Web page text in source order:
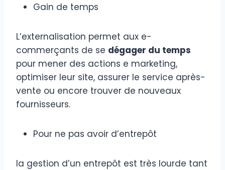
Gain de temps
L’externalisation permet aux e-
commerçants de se dégager du temps
pour mener des actions e marketing,
optimiser leur site, assurer le service après-
vente ou encore trouver de nouveaux
fournisseurs.
Pour ne pas avoir d’entrepôt
la gestion d’un entrepôt est très lourde tant